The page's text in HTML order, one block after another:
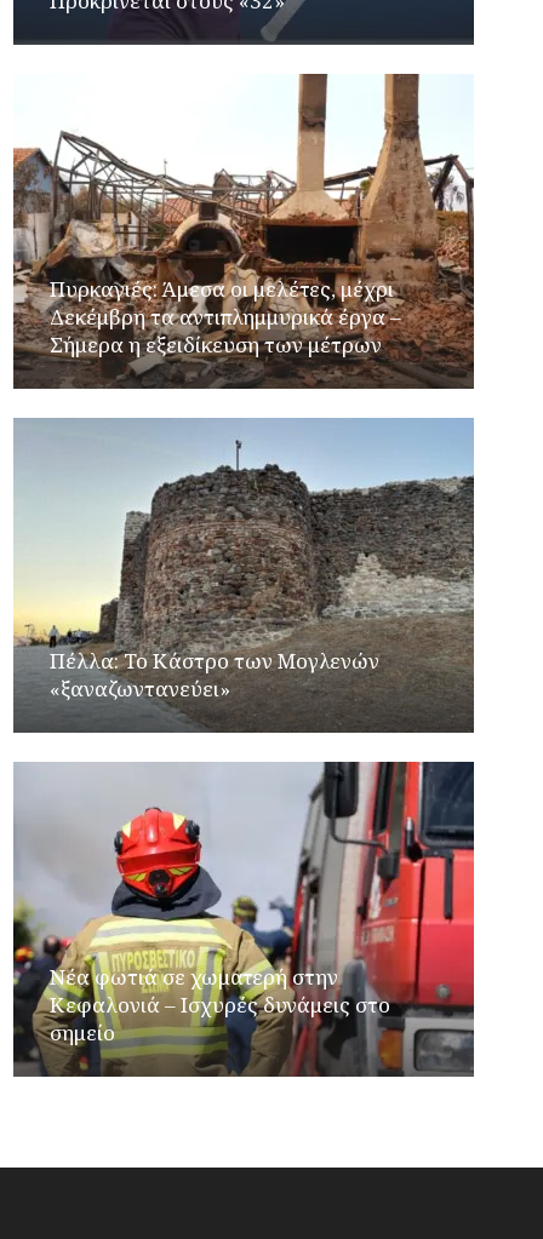
Πυρκαγιές: Άμεσα οι μελέτες, μέχρι
Δεκέμβρη τα αντιπλημμυρικά έργα –
Σήμερα η εξειδίκευση των μέτρων
Πέλλα: Το Κάστρο των Μογλενών
«ξαναζωντανεύει»
Νέα φωτιά σε χωματερή στην
Κεφαλονιά – Ισχυρές δυνάμεις στο
σημείο